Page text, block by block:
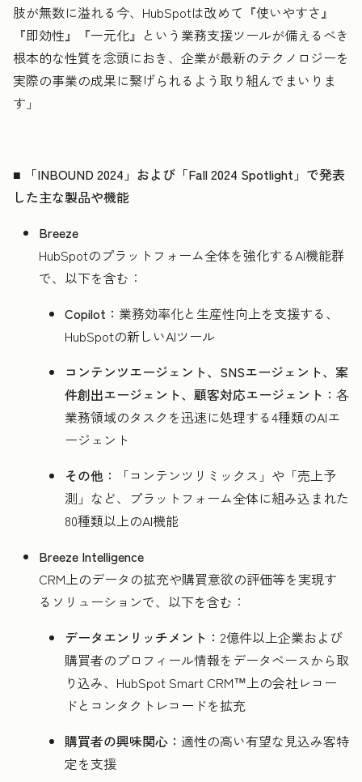
肢が無数に溢れる今、HubSpotは改めて『使いやすさ』
『即効性』『一元化』という業務支援ツールが備えるべき
根本的な性質を念頭におき、企業が最新のテクノロジーを
実際の事業の成果に繋げられるよう取り組んでまいりま
す」
■ 「INBOUND 2024」および「Fall 2024 Spotlight」で発表
した主な製品や機能
Breeze
HubSpotのプラットフォーム全体を強化するAI機能群
で、以下を含む：
Copilot： 業務効率化と生産性向上を支援する、
HubSpotの新しいAIツール
コンテンツエージェント、SNSエージェント、案
件創出エージェント、顧客対応エージェント： 各
業務領域のタスクを迅速に処理する4種類のAIエ
ージェント
その他：
「コンテンツリミックス」や「売上予
測」など、プラットフォーム全体に組み込まれた
80種類以上のAI機能
Breeze Intelligence
CRM上のデータの拡充や購買意欲の評価等を実現す
るソリューションで、以下を含む：
データエンリッチメント： 2億件以上企業および
購買者のプロフィール情報をデータベースから取
り込み、HubSpot Smart CRM™上の会社レコー
ドとコンタクトレコードを拡充
購買者の興味関心： 適性の高い有望な見込み客特
定を支援